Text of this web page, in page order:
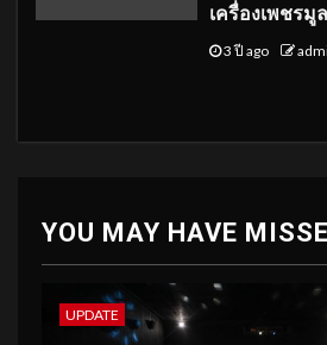
เครื่องเพชร
3 ปี ago
YOU MAY HAVE
UPDATE